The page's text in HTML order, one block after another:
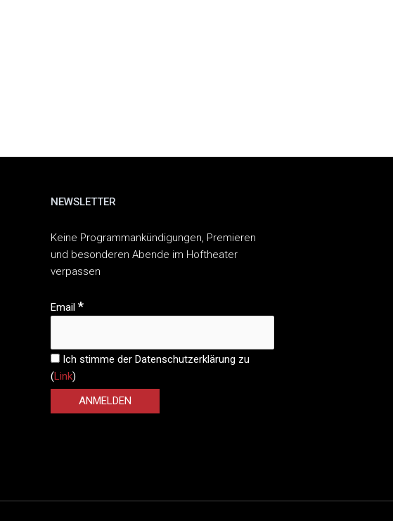
NEWSLETTER
Keine Programmankündigungen, Premieren
und besonderen Abende im Hoftheater
verpassen
Email *
Ich stimme der Datenschutzerklärung zu
(Link)